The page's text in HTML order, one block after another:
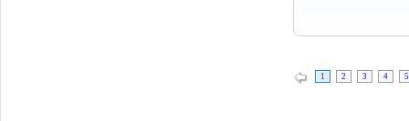
1 2 3 4 5